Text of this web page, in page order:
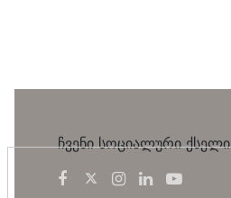
ჩვენი სოციალური ქსელი